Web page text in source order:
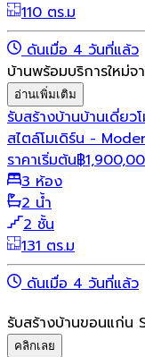
110 ตร.ม
ดันเมื่อ 4 วันที่แล้ว
บ้านพร้อมบริการใหม่จ
อ่านเพิ่มเติม
รับสร้างบ้านบ้านเดี่ยว
สไตล์โมเดิร์น -
ราคาเริ่มต้น฿
3 ห้อง
2 น้ำ
2 ชั้น
131 ตร.ม
ดันเมื่อ 4 วันที่แล้ว
รับสร้างบ้านขอนแก่น
คลิกเลย